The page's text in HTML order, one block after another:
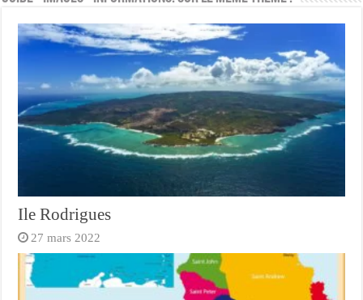
Ile Rodrigues
27 mars 2022